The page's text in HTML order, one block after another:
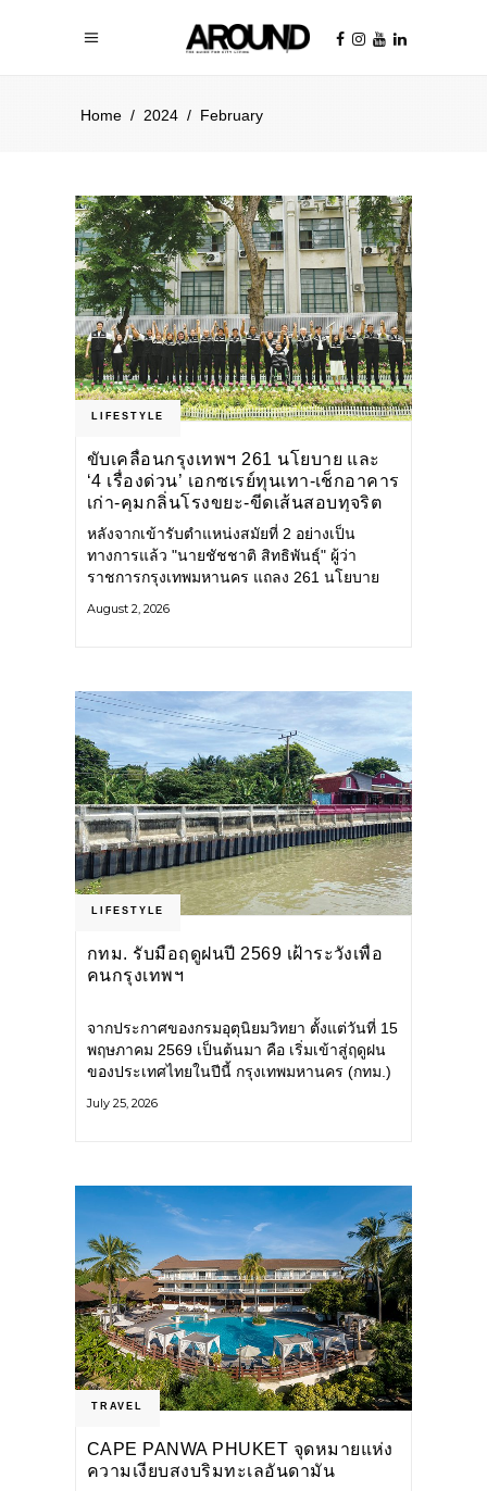
Home / 2024 / February
LIFESTYLE
ขับเคลื่อนกรุงเทพฯ 261 นโยบาย และ
‘4 เรื่องด่วน’ เอกซเรย์ทุนเทา-เช็กอาคาร
เก่า-คุมกลิ่นโรงขยะ-ขีดเส้นสอบทุจริต
หลังจากเข้ารับตำแหน่งสมัยที่ 2 อย่างเป็น
ทางการแล้ว "นายชัชชาติ สิทธิพันธุ์" ผู้ว่า
ราชการกรุงเทพมหานคร แถลง 261 นโยบาย
ยุทธศาสตร์ จัดทำตัวชี้วัด
August 2, 2026
LIFESTYLE
กทม. รับมือฤดูฝนปี 2569 เฝ้าระวังเพื่อ
คนกรุงเทพฯ
จากประกาศของกรมอุตุนิยมวิทยา ตั้งแต่วันที่ 15
พฤษภาคม 2569 เป็นต้นมา คือ เริ่มเข้าสู่ฤดูฝน
ของประเทศไทยในปีนี้ กรุงเทพมหานคร (กทม.)
โครงสร้างพื้นฐาน
July 25, 2026
TRAVEL
CAPE PANWA PHUKET จุดหมายแห่ง
ความเงียบสงบริมทะเลอันดามัน